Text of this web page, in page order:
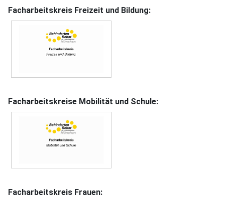
Facharbeitskreis Freizeit und Bildung:
Facharbeitskreise Mobilität und Schule:
Facharbeitskreis Frauen: